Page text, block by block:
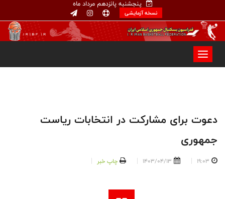
پنجشنبه پانزدهم مرداد ماه
نسخه آزمایشی
دعوت برای مشارکت در انتخابات ریاست
جمهوری
19:03
1403/04/13 چاپ خبر